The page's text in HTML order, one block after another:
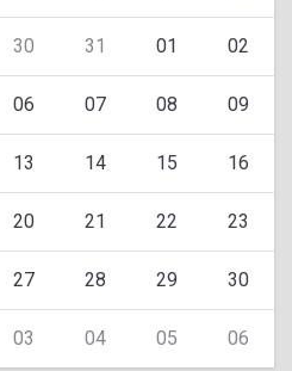
30 31 01 02
06 07 08 09
13 14 15 16
20 21 22 23
27 28 29 30
03 04 05 06